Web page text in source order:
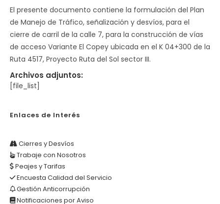
El presente documento contiene la formulación del Plan
de Manejo de Tráfico, señalización y desvíos, para el
cierre de carril de la calle 7, para la construcción de vías
de acceso Variante El Copey ubicada en el K 04+300 de la
Ruta 4517, Proyecto Ruta del Sol sector III.
Archivos adjuntos:
[file_list]
Enlaces de Interés
Cierres y Desvíos
Trabaje con Nosotros
Peajes y Tarifas
Encuesta Calidad del Servicio
Gestión Anticorrupción
Notificaciones por Aviso